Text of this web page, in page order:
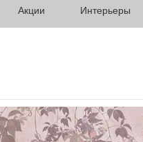
Акции Интерьеры